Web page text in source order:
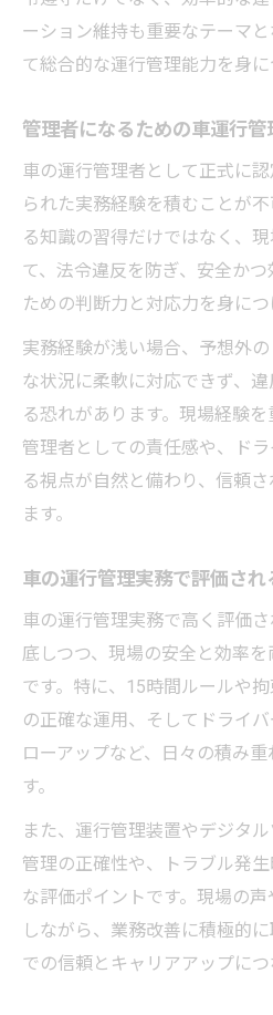
ーション維持も重要なテーマ
て総合的な運行管理能力を身に
管理者になるための車運行管
車の運行管理者として正式に
られた実務経験を積むことが
る知識の習得だけではなく、
て、法令違反を防ぎ、安全か
ための判断力と対応力を身につ
実務経験が浅い場合、予想外
な状況に柔軟に対応できず、
る恐れがあります。現場経験
管理者としての責任感や、ド
る視点が自然と備わり、信頼
ます。
車の運行管理実務で評価され
車の運行管理実務で高く評価
底しつつ、現場の安全と効率
です。特に、15時間ルールや
の正確な運用、そしてドライ
ローアップなど、日々の積み
す。
また、運行管理装置やデジタ
管理の正確性や、トラブル発
な評価ポイントです。現場の
しながら、業務改善に積極的
での信頼とキャリアアップにつ